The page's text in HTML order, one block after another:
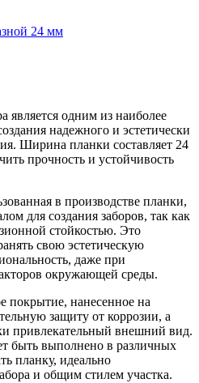
24 мм
является одним из наиболее
надежного и эстетически
Ширина планки составляет 24
прочность и устойчивость
в производстве планки,
для создания заборов, так как
стойкостью. Это
свою эстетическую
даже при
окружающей среды.
покрытие, нанесенное на
защиту от коррозии, а
привлекательный внешний вид.
быть выполнено в различных
планку, идеально
и общим стилем участка.